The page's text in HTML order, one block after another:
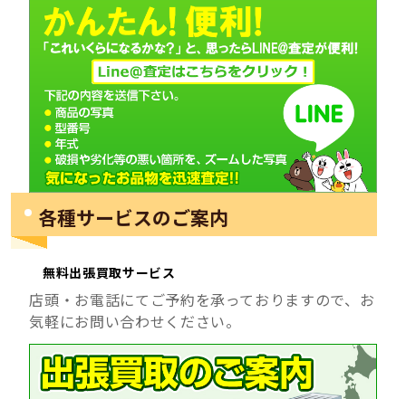
各種サービスのご案内
無料出張買取サービス
店頭・お電話にてご予約を承っておりますので、お
気軽にお問い合わせください。